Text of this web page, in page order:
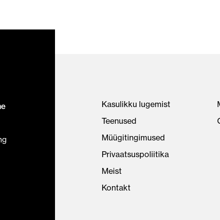
Kasulikku lugemist
Teenused
Müügitingimused
Privaatsuspoliitika
Meist
Kontakt